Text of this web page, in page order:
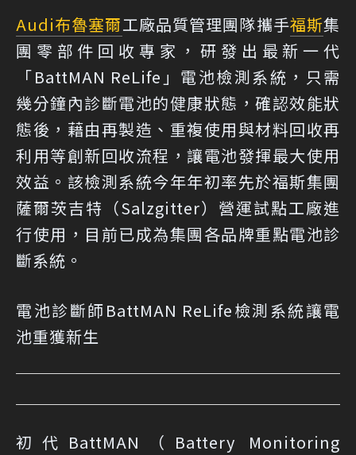
Audi布魯塞爾工廠品質管理團隊攜手福斯集
團零部件回收專家，研發出最新一代
「BattMAN ReLife」電池檢測系統，只需
幾分鐘內診斷電池的健康狀態，確認效能狀
態後，藉由再製造、重複使用與材料回收再
利用等創新回收流程，讓電池發揮最大使用
效益。該檢測系統今年年初率先於福斯集團
薩爾茨吉特（Salzgitter）營運試點工廠進
行使用，目前已成為集團各品牌重點電池診
斷系統。
電池診斷師BattMAN ReLife檢測系統讓電
池重獲新生
初代BattMAN（Battery Monitoring